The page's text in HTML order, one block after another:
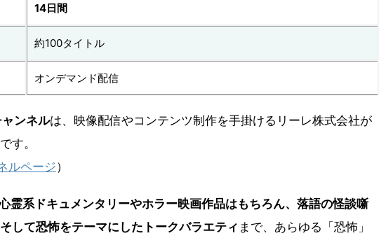
14日間
約100タイトル
オンデマンド配信
ンネルは、映像配信やコンテンツ制作を手掛けるリーレ株式会社が
す。
ルページ）
霊系ドキュメンタリーやホラー映画作品はもちろん、落語の怪談噺
して恐怖をテーマにしたトークバラエティ まで、あらゆる「恐怖」